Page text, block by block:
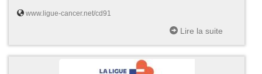
www.ligue-cancer.net/cd91
Lire la suite